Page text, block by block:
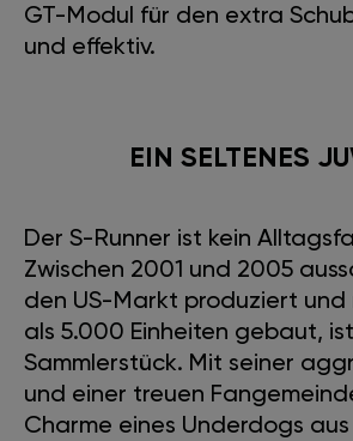
GT-Modul für den extra
und effektiv.
EIN SELTENES
Der S-Runner ist kein
Zwischen 2001 und 2005
den US-Markt produziert und
als 5.000 Einheiten gebaut,
Sammlerstück. Mit seiner
und einer treuen
Charme eines Underdogs